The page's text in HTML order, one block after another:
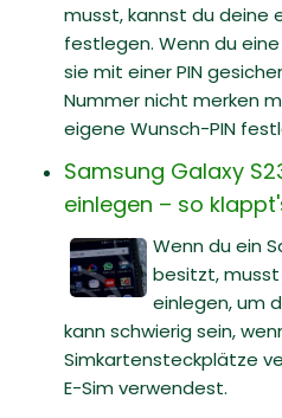
musst, kannst du deine
festlegen. Wenn du
sie mit einer PIN
Nummer nicht merken
eigene Wunsch-PIN
Samsung Galaxy
einlegen – so
Wenn du ein
besitzt,
einlegen, um
kann schwierig sein,
Simkartensteckplätze
E-Sim verwendest.